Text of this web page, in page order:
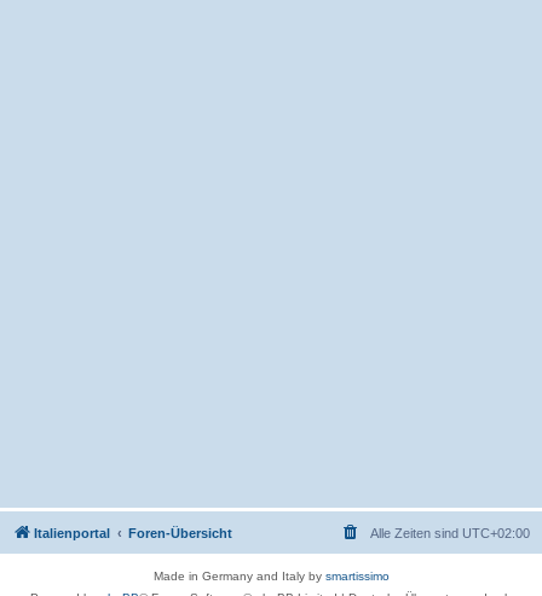
Italienportal Foren-Übersicht Alle Zeiten sind UTC+02:00
Made in Germany and Italy by smartissimo